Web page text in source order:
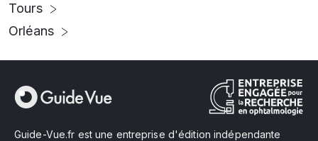
Tours
Orléans
Guide-Vue.fr est une entreprise d'édition indépendante